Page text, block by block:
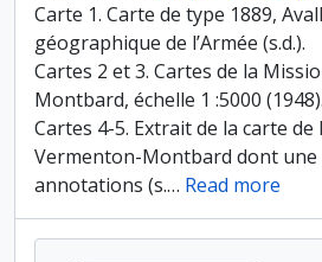
Carte 1. Carte de type 1889,
géographique de l’Armée (s.d.).
Cartes 2 et 3. Cartes de la
Montbard, échelle 1 :5000 (1948).
Cartes 4-5. Extrait de la carte de
Vermenton-Montbard dont une
annotations (s.… Read more